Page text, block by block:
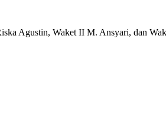
Agustin, Waket II M. Ansyari, dan